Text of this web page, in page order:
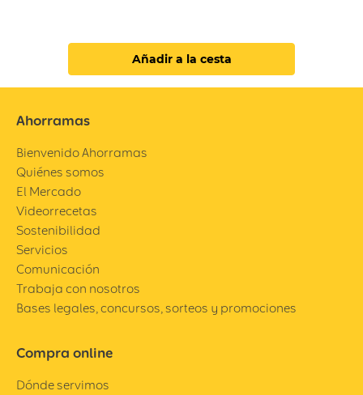
Añadir a la cesta
Ahorramas
Bienvenido Ahorramas
Quiénes somos
El Mercado
Videorrecetas
Sostenibilidad
Servicios
Comunicación
Trabaja con nosotros
Bases legales, concursos, sorteos y promociones
Compra online
Dónde servimos